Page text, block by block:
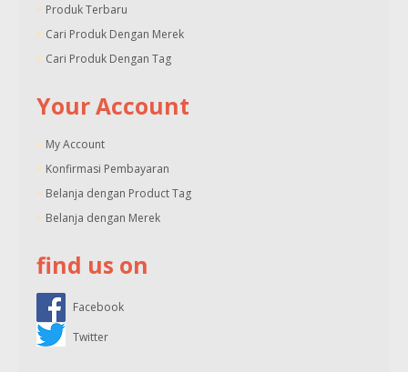
Produk Terbaru
Cari Produk Dengan Merek
Cari Produk Dengan Tag
Your Account
My Account
Konfirmasi Pembayaran
Belanja dengan Product Tag
Belanja dengan Merek
find us on
Facebook
Twitter